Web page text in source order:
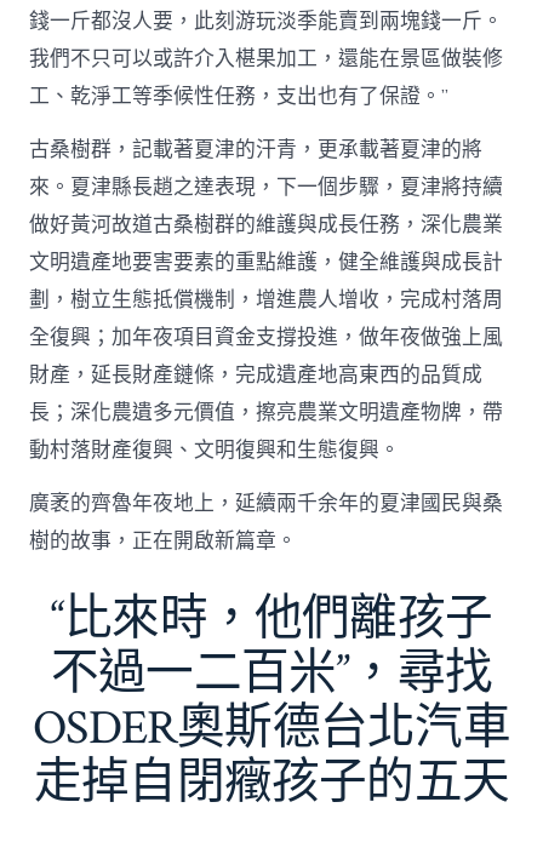
錢一斤都沒人要，此刻游玩淡季能賣到兩塊錢一斤。
我們不只可以或許介入椹果加工，還能在景區做裝修
工、乾淨工等季候性任務，支出也有了保證。”
古桑樹群，記載著夏津的汗青，更承載著夏津的將
來。夏津縣長趙之達表現，下一個步驟，夏津將持續
做好黃河故道古桑樹群的維護與成長任務，深化農業
文明遺產地要害要素的重點維護，健全維護與成長計
劃，樹立生態抵償機制，增進農人增收，完成村落周
全復興；加年夜項目資金支撐投進，做年夜做強上風
財產，延長財產鏈條，完成遺產地高東西的品質成
長；深化農遺多元價值，擦亮農業文明遺產物牌，帶
動村落財產復興、文明復興和生態復興。
廣袤的齊魯年夜地上，延續兩千余年的夏津國民與桑
樹的故事，正在開啟新篇章。
“比來時，他們離孩子
不過一二百米”，尋找
OSDER奧斯德台北汽車
走掉自閉癥孩子的五天